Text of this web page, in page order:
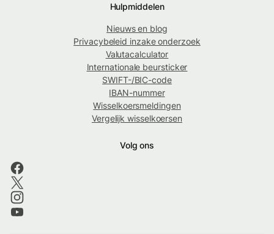
Hulpmiddelen
Nieuws en blog
Privacybeleid inzake onderzoek
Valutacalculator
Internationale beursticker
SWIFT-/BIC-code
IBAN-nummer
Wisselkoersmeldingen
Vergelijk wisselkoersen
Volg ons